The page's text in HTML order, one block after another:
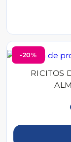
-20%
RICITOS